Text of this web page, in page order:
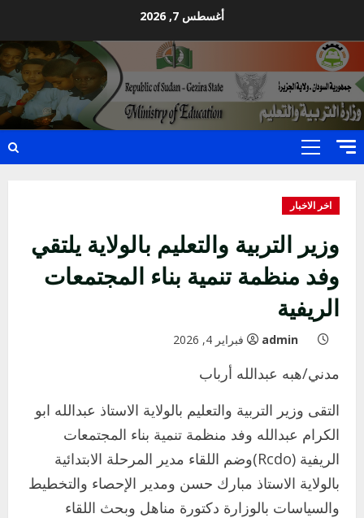
content
أغسطس 7, 2026
Primary
اخر الاخبار
وزير التربية والتعليم بالولاية يلتقي
وفد منظمة تنمية بناء المجتمعات
الريفية
admin فبراير 4, 2026
مدني/هبه عبدالله أرباب
التقى وزير التربية والتعليم بالولاية الاستاذ عبدالله ابو
الكرام عبدالله وفد منظمة تنمية بناء المجتمعات
الريفية (Rcdo)وضم اللقاء مدير المرحلة الابتدائية
بالولاية الاستاذ مبارك حسن ومدير الإحصاء والتخطيط
والسياسات بالوزارة دكتورة مناهل وبحث اللقاء